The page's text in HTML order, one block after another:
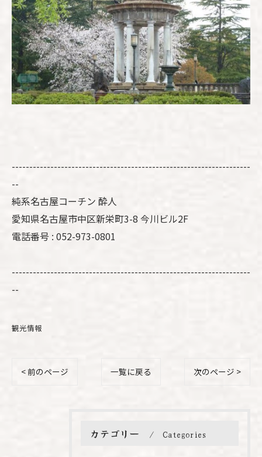
--------------------------------------------------------------------
--
純系名古屋コーチン 酔人
愛知県名古屋市中区新栄町3-8 今川ビル2F
電話番号 : 052-973-0801
--------------------------------------------------------------------
--
観光情報
< 前のページ 一覧に戻る 次のページ >
カテゴリー Categories